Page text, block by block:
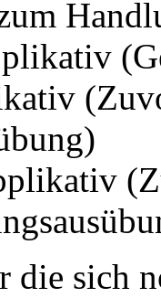
die sich